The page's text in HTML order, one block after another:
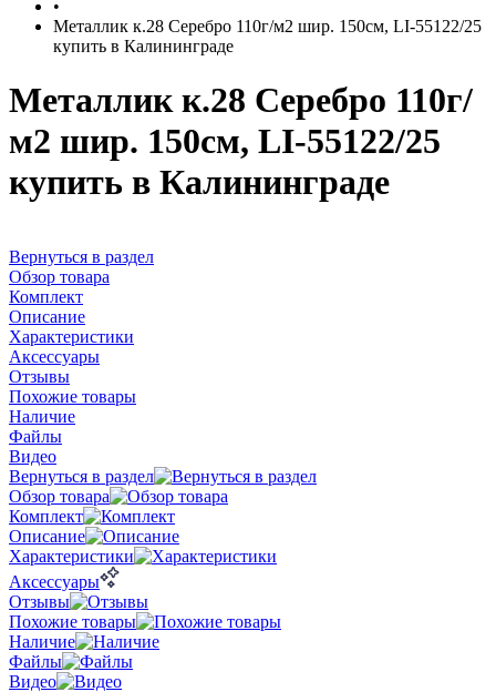
•
Металлик к.28 Серебро 110г/м2 шир. 150см, LI-55122/25
купить в Калининграде
Металлик к.28 Серебро 110г/
м2 шир. 150см, LI-55122/25
купить в Калининграде
Вернуться в раздел
Обзор товара
Комплект
Описание
Характеристики
Аксессуары
Отзывы
Похожие товары
Наличие
Файлы
Видео
Вернуться в раздел
Обзор товара
Комплект
Описание
Характеристики
Аксессуары
Отзывы
Похожие товары
Наличие
Файлы
Видео